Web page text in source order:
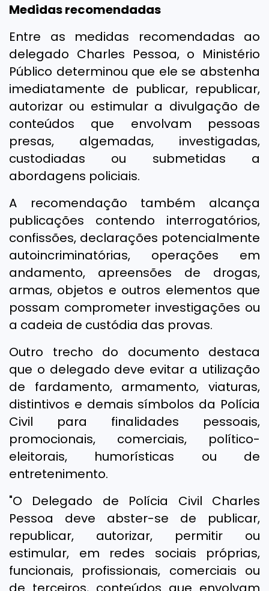
Medidas recomendadas
Entre as medidas recomendadas ao
delegado Charles Pessoa, o Ministério
Público determinou que ele se abstenha
imediatamente de publicar, republicar,
autorizar ou estimular a divulgação de
conteúdos que envolvam pessoas
presas, algemadas, investigadas,
custodiadas ou submetidas a
abordagens policiais.
A recomendação também alcança
publicações contendo interrogatórios,
confissões, declarações potencialmente
autoincriminatórias, operações em
andamento, apreensões de drogas,
armas, objetos e outros elementos que
possam comprometer investigações ou
a cadeia de custódia das provas.
Outro trecho do documento destaca
que o delegado deve evitar a utilização
de fardamento, armamento, viaturas,
distintivos e demais símbolos da Polícia
Civil para finalidades pessoais,
promocionais, comerciais, político-
eleitorais, humorísticas ou de
entretenimento.
"O Delegado de Polícia Civil Charles
Pessoa deve abster-se de publicar,
republicar, autorizar, permitir ou
estimular, em redes sociais próprias,
funcionais, profissionais, comerciais ou